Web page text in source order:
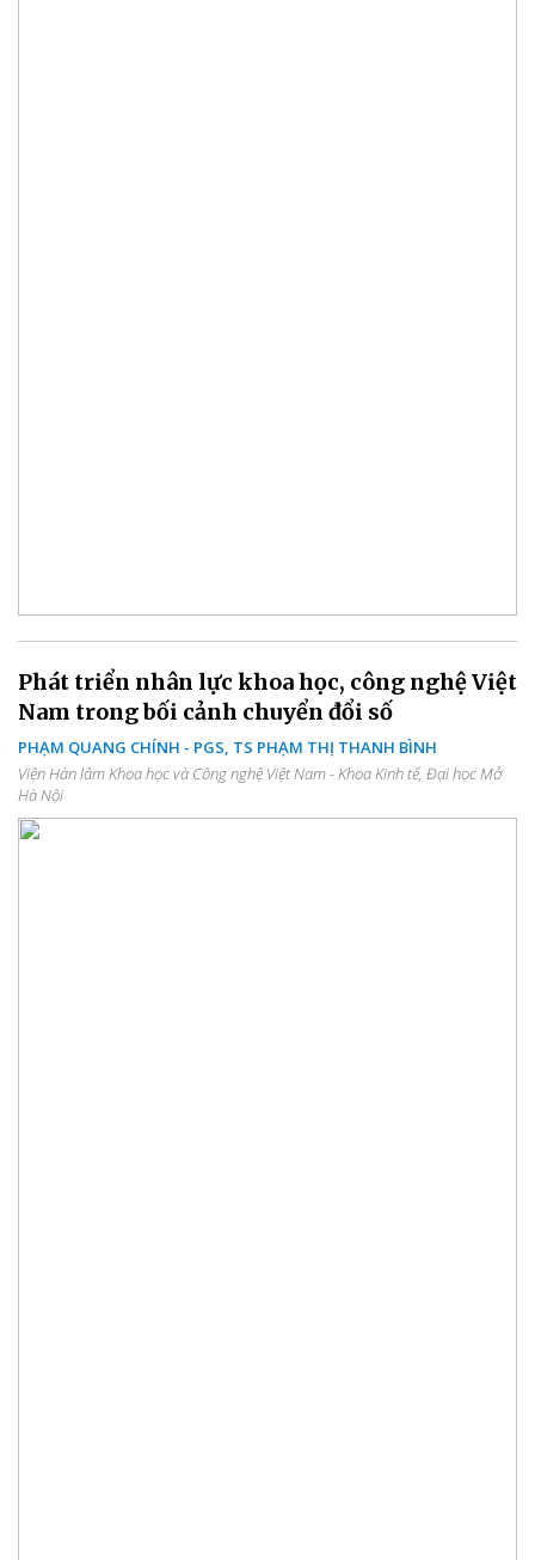
Phát triển nhân lực khoa học, công nghệ Việt
Nam trong bối cảnh chuyển đổi số
PHẠM QUANG CHÍNH - PGS, TS PHẠM THỊ THANH BÌNH
Viện Hàn lâm Khoa học và Công nghệ Việt Nam - Khoa Kinh tế, Đại học Mở
Hà Nội